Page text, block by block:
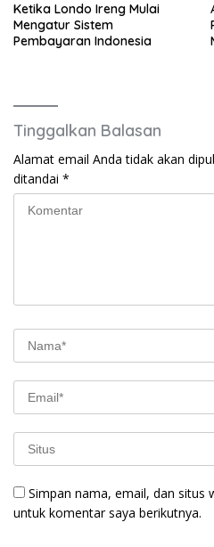
Ketika Londo Ireng Mulai
Mengatur Sistem
Pembayaran Indonesia
Tinggalkan Balasan
Alamat email Anda tidak akan
ditandai *
Simpan nama, email, dan situs
untuk komentar saya berikutnya.